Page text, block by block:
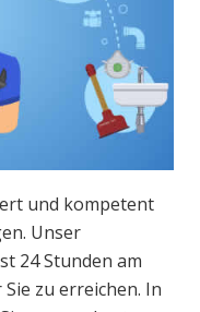
und kompetent
Unser
24 Stunden am
zu erreichen. In